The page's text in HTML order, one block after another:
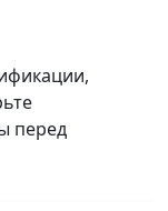
перед